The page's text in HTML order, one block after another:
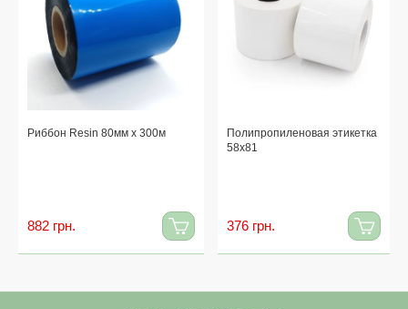
Риббон Resin 80мм x 300м
882 грн.
Полипропиленовая этикетка
58x81
376 грн.